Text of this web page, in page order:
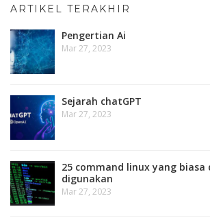
ARTIKEL TERAKHIR
Pengertian Ai
Mar 27, 2023
Sejarah chatGPT
Mar 27, 2023
25 command linux yang biasa
digunakan
Mar 27, 2023